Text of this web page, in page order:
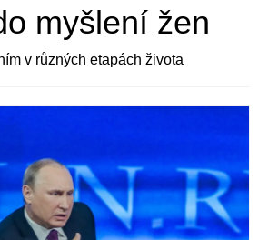
myšlení žen
v různých etapách života